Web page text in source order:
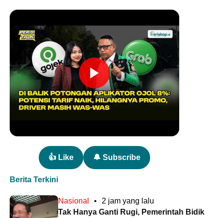
👍 Like 🔔 Subscribe
Berita Terkini
Nasional •
2 jam yang lalu
Tak Hanya Ganti Rugi, Pemerintah Bidik